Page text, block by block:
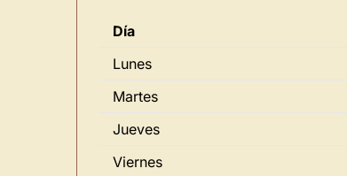
Día
Lunes
Martes
Jueves
Viernes